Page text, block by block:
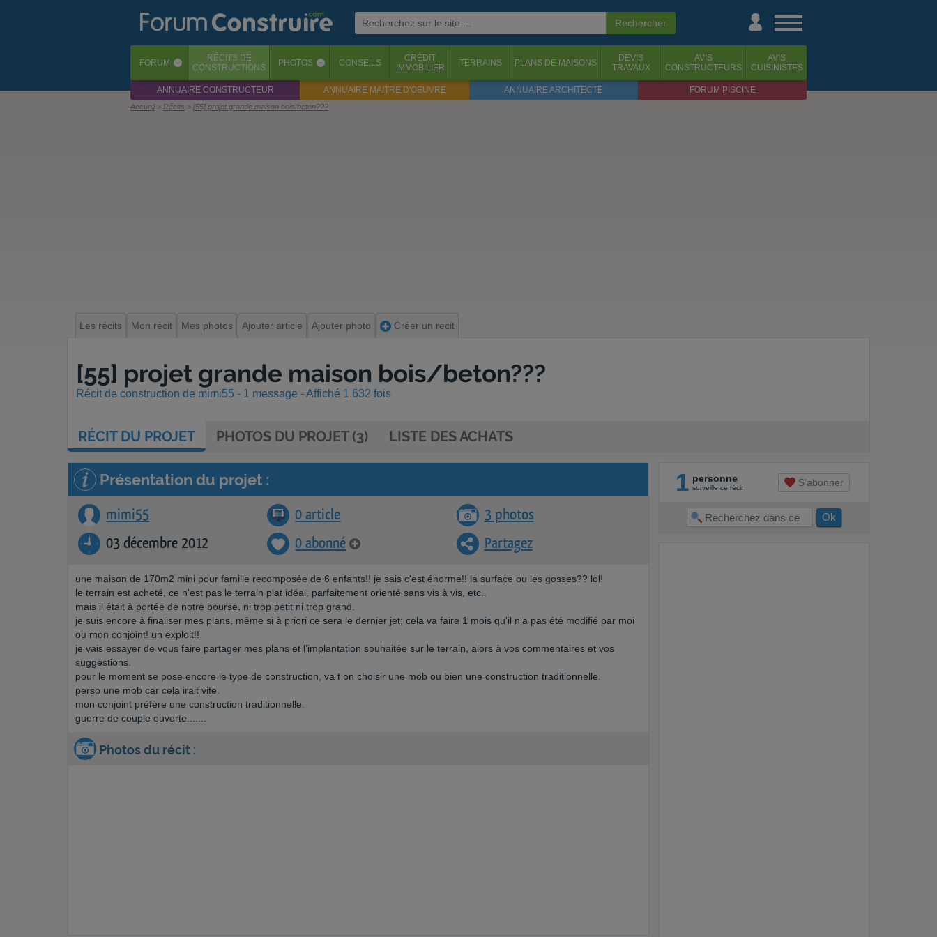
FORUM ‹ RÉCITS DE
CONSTRUCTIONS
PHOTOS ‹ CONSEILS
CRÉDIT
IMMOBILIER
TERRAINS PLANS DE MAISONS
DEVIS
TRAVAUX
AVIS
CONSTRUCTEURS
AVIS
CUISINISTES
ANNUAIRE CONSTRUCTEUR ANNUAIRE MAITRE D'OEUVRE ANNUAIRE ARCHITECTE FORUM PISCINE
Accueil Récits [55] projet grande maison bois/beton???
Les récits Mon récit Mes photos Ajouter article Ajouter photo Créer un recit
[55] projet grande maison bois/beton???
Récit de construction de mimi55 - 1 message - Affiché 1.632 fois
RÉCITDU PROJET PHOTOS DU PROJET (3) LISTE DES ACHATS
Présentation du projet :
mimi55 0 article
3 photos
03 décembre 2012
0 abonné Partagez
une maison de 170m2 mini pour famille recomposée de 6 enfants!! je sais c'est énorme!! la surface ou les gosses?? lol!
le terrain est acheté, ce n'est pas le terrain plat idéal, parfaitement orienté sans vis à vis, etc..
mais il était à portée de notre bourse, ni trop petit ni trop grand.
je suis encore à finaliser mes plans, même si à priori ce sera le dernier jet; cela va faire 1 mois qu'il n'a pas été modifié par moi
ou mon conjoint! un exploit!!
je vais essayer de vous faire partager mes plans et l’implantation souhaitée sur le terrain, alors à vos commentaires et vos
suggestions.
pour le moment se pose encore le type de construction, va t on choisir une mob ou bien une construction traditionnelle.
perso une mob car cela irait vite.
mon conjoint préfère une construction traditionnelle.
guerre de couple ouverte.......
Photos du récit :
1 personne
surveille ce récit S'abonner